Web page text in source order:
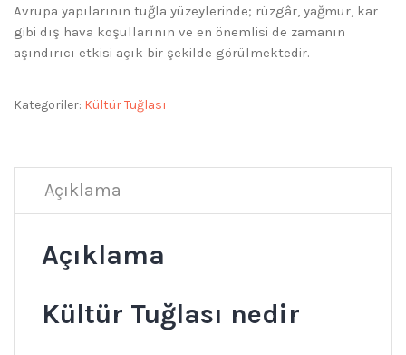
Avrupa yapılarının tuğla yüzeylerinde; rüzgâr, yağmur, kar
gibi dış hava koşullarının ve en önemlisi de zamanın
aşındırıcı etkisi açık bir şekilde görülmektedir.
Kategoriler: Kültür Tuğlası
Açıklama
Açıklama
Kültür Tuğlası nedir